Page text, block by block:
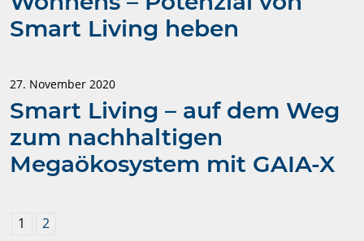
Smart Living heben
27. November 2020
Smart Living – auf dem Weg
zum nachhaltigen
Megaökosystem mit GAIA-X
1 2